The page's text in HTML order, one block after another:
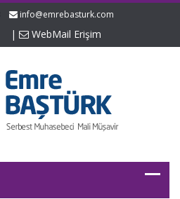
info@emrebasturk.com
| WebMail Erişim